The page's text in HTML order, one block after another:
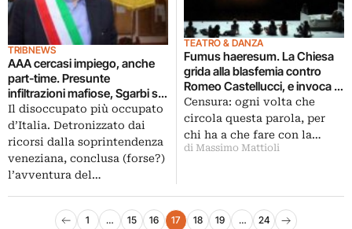
TRIBNEWS
AAA cercasi impiego, anche
part-time. Presunte
infiltrazioni mafiose, Sgarbi si
dimette da sindaco di Salemi.
E adesso che farà?
Il disoccupato più occupato
d’Italia. Detronizzato dai
ricorsi dalla soprintendenza
veneziana, conclusa (forse?)
l’avventura del…
TEATRO & DANZA
Fumus haeresum. La Chiesa
grida alla blasfemia contro
Romeo Castellucci, e invoca la
censura per un lancio di
escrementi sul volto di Cristo
che nello spettacolo non c’è.
Oggi (forse) il debutto a
Censura: ogni volta che
circola questa parola, per
chi ha a che fare con la…
di Massimo Mattioli
Paginazione degli articoli
Pagina precedente
1 … 15 16 17 18 19 … 24
Pagina successiva